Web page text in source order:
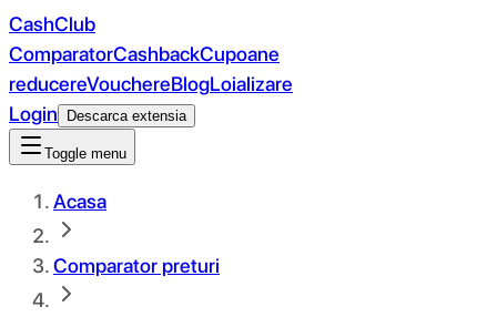
CashClub
ComparatorCashbackCupoane
reducereVouchereBlogLoializare
Login
Descarca extensia
Toggle menu
Acasa
Comparator preturi